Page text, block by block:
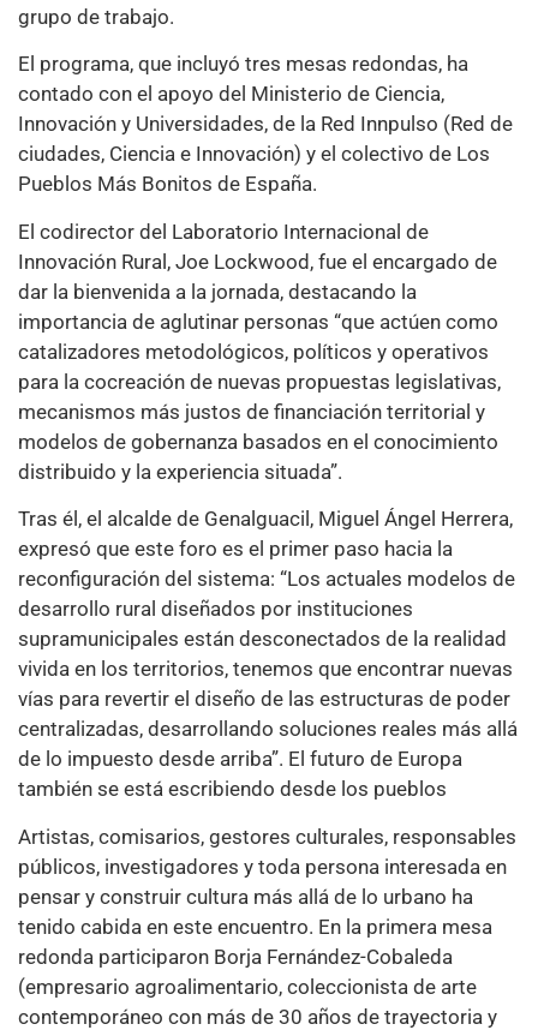
grupo de trabajo.
El programa, que incluyó tres mesas redondas, ha
contado con el apoyo del Ministerio de Ciencia,
Innovación y Universidades, de la Red Innpulso (Red de
ciudades, Ciencia e Innovación) y el colectivo de Los
Pueblos Más Bonitos de España.
El codirector del Laboratorio Internacional de
Innovación Rural, Joe Lockwood, fue el encargado de
dar la bienvenida a la jornada, destacando la
importancia de aglutinar personas “que actúen como
catalizadores metodológicos, políticos y operativos
para la cocreación de nuevas propuestas legislativas,
mecanismos más justos de financiación territorial y
modelos de gobernanza basados en el conocimiento
distribuido y la experiencia situada”.
Tras él, el alcalde de Genalguacil, Miguel Ángel Herrera,
expresó que este foro es el primer paso hacia la
reconfiguración del sistema: “Los actuales modelos de
desarrollo rural diseñados por instituciones
supramunicipales están desconectados de la realidad
vivida en los territorios, tenemos que encontrar nuevas
vías para revertir el diseño de las estructuras de poder
centralizadas, desarrollando soluciones reales más allá
de lo impuesto desde arriba”. El futuro de Europa
también se está escribiendo desde los pueblos
Artistas, comisarios, gestores culturales, responsables
públicos, investigadores y toda persona interesada en
pensar y construir cultura más allá de lo urbano ha
tenido cabida en este encuentro. En la primera mesa
redonda participaron Borja Fernández-Cobaleda
(empresario agroalimentario, coleccionista de arte
contemporáneo con más de 30 años de trayectoria y